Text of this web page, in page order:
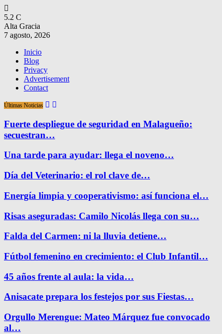
5.2 C
Alta Gracia
7 agosto, 2026
Inicio
Blog
Privacy
Advertisement
Contact
Últimas Noticias
Fuerte despliegue de seguridad en Malagueño:
secuestran…
Una tarde para ayudar: llega el noveno…
Día del Veterinario: el rol clave de…
Energía limpia y cooperativismo: así funciona el…
Risas aseguradas: Camilo Nicolás llega con su…
Falda del Carmen: ni la lluvia detiene…
Fútbol femenino en crecimiento: el Club Infantil…
45 años frente al aula: la vida…
Anisacate prepara los festejos por sus Fiestas…
Orgullo Merengue: Mateo Márquez fue convocado
al…